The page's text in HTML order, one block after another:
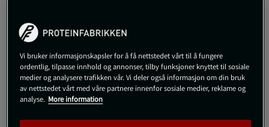
!
kommer på lager igen.
SKU #VENUM-03830-108| EAN 3611441589664
Ved hjelp av Venum Trainer Lite Evo Sports Bag kan du oppbevare
alt treningsutstyret ditt i en og samme bag.
Vi bruker informasjonskapsler for å få nettstedet vårt til å fungere
ordentlig, tilpasse innhold og annonser, tilby funksjoner knyttet til sosiale
medier og analysere trafikken vår. Vi deler også informasjon om din bruk
av nettstedet vårt med våre partnere innenfor sosiale medier, reklame og
analyse. More information